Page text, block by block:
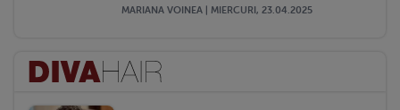
MARIANA VOINEA | MIERCURI, 23.04.2025